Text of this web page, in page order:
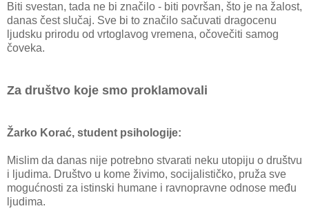
Biti svestan, tada ne bi značilo - biti površan, što je na žalost,
danas čest slučaj. Sve bi to značilo sačuvati dragocenu
ljudsku prirodu od vrtoglavog vremena, očovečiti samog
čoveka.
Za društvo koje smo proklamovali
Žarko Korać, student psihologije:
Mislim da danas nije potrebno stvarati neku utopiju o društvu
i ljudima. Društvo u kome živimo, socijalističko, pruža sve
mogućnosti za istinski humane i ravnopravne odnose među
ljudima.